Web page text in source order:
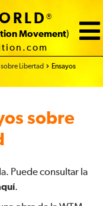
®
Movement)
sobre Libertad
Ensayos
sobre
Puede consultar la
.